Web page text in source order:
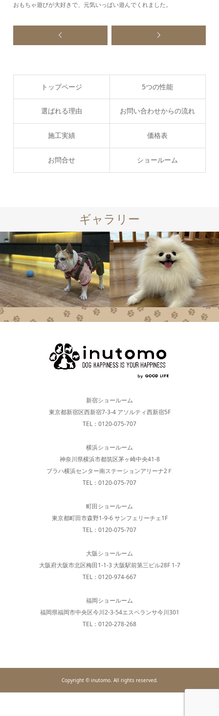
おもちゃ遊びが大好きで、元気いっぱい遊んでくれました。
トップページ 5つの性能
選ばれる理由 お問い合わせからの流れ
施工実績 価格表
お問合せ ショールーム
ギャラリー
新宿ショールーム
東京都新宿区西新宿7-3-4 アソルティ西新宿5F
TEL：0120-075-707
横浜ショールーム
神奈川県横浜市都筑区茅ヶ崎中央41-8
プラハ横浜センター南ステーションアリーナ2Ｆ
TEL：0120-075-707
町田ショールーム
東京都町田市森野1-9-6 サンフェリーチェ1F
TEL：0120-075-707
大阪ショールーム
大阪府大阪市北区梅田1-1-3 大阪駅前第三ビル28F 1-7
TEL：0120-974-667
福岡ショールーム
福岡県福岡市中央区今川2-3-54エスペランサ今川301
TEL：0120-278-268
Copyright © inutomo. All rights reserved.